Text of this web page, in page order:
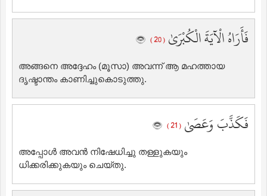
فَأَرَاهُ الْآيَةَ الْكُبْرَىٰ ( 20 )
അങ്ങനെ അദ്ദേഹം (മൂസാ) അവന്ന് ആ മഹത്തായ
ദൃഷ്ടാന്തം കാണിച്ചുകൊടുത്തു.
فَكَذَّبَ وَعَصَىٰ ( 21 )
അപ്പോള്‍ അവന്‍ നിഷേധിച്ചു തള്ളുകയും
ധിക്കരിക്കുകയും ചെയ്തു.